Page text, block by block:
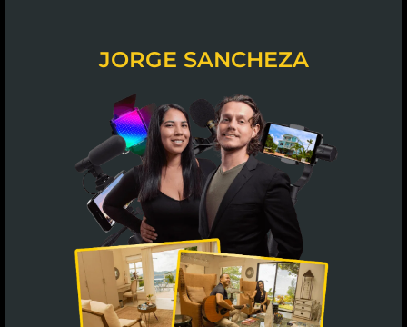
JORGE SANCHEZA